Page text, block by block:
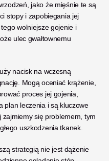
jako że mięśnie te są
stopy i zapobiegania jej
wolniejsze gojenie i
ulec gwałtownemu
nacisk na wczesną
Mogą oceniać krążenie,
proces jej gojenia,
plan leczenia i są kluczowe
zajmiemy się problemem, tym
uszkodzenia tkanek.
strategią nie jest dążenie